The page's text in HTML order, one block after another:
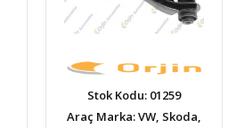
Stok Kodu: 01259
Araç Marka: VW, Skoda,